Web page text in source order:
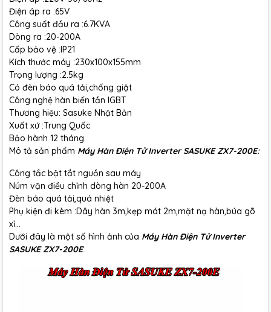
Điện áp ra :65V
Công suất đầu ra :6.7KVA
Dòng ra :20-200A
Cấp bảo vệ :IP21
Kích thước máy :230x100x155mm
Trọng lượng :2.5kg
Có đèn báo quá tải,chống giật
Công nghệ hàn biến tần IGBT
Thương hiệu: Sasuke Nhật Bản
Xuất xứ :Trung Quốc
Bảo hành 12 tháng
Mô tả sản phẩm Máy Hàn Điện Tử Inverter SASUKE ZX7-200E:
Công tắc bật tắt nguồn sau máy
Núm vặn điều chỉnh dòng hàn 20-200A
Đèn báo quá tải,quá nhiệt
Phụ kiện đi kèm :Dây hàn 3m,kẹp mát 2m,mặt nạ hàn,búa gõ
xỉ...
Dưới đây là một số hình ảnh của Máy Hàn Điện Tử Inverter
SASUKE ZX7-200E: